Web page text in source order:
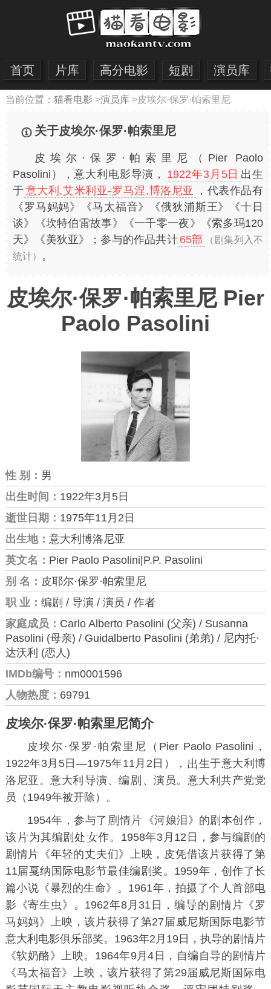
首页 片库 高分电影 短剧 演员库
当前位置： 猫看电影 >演员库>皮埃尔·保罗·帕索里尼
关于皮埃尔·保罗·帕索里尼
皮埃尔·保罗·帕索里尼（Pier Paolo
Pasolini），意大利电影导演，
1922年3月5日 出生
于 意大利,艾米利亚-罗马涅,博洛尼亚
，代表作品有
《罗马妈妈》《马太福音》《俄狄浦斯王》《十日
谈》《坎特伯雷故事》《一千零一夜》《索多玛120
天》《美狄亚》；参与的作品共计 65部
（剧集列入不
统计） 。
皮埃尔·保罗·帕索里尼 Pier
Paolo Pasolini
性 别： 男
出生时间： 1922年3月5日
逝世日期： 1975年11月2日
出生地： 意大利博洛尼亚
英文名： Pier Paolo Pasolini|P.P. Pasolini
别 名： 皮耶尔·保罗·帕索里尼
职 业： 编剧 / 导演 / 演员 / 作者
家庭成员： Carlo Alberto Pasolini (父亲) / Susanna
Pasolini (母亲) / Guidalberto Pasolini (弟弟) / 尼内托·
达沃利 (恋人)
IMDb编号： nm0001596
人物热度： 69791
皮埃尔·保罗·帕索里尼简介
皮埃尔·保罗·帕索里尼（Pier Paolo Pasolini，
1922年3月5日—1975年11月2日），
生于意大利博
洛尼亚。意大利
演、编 、演员。 意大利共产党党
员（1949年被开除）。
1954年，参与了
情
《河娘泪》的剧本创作，
该
为其编剧处
作。1958年3月12日，参与编剧的
剧情片《年轻的丈夫们》上映，皮凭借该片获得了第
11届戛纳国际电影节最佳编剧奖。1959年，创作了长
篇小说《暴烈的生命》。1961年，拍摄了个
首部电
影《寄生虫 》。1962年8月31日，编 的剧情片《罗
马妈妈》上映，该片获得了第27届威尼斯国际电影节
意大利电影俱乐部奖。1963年2月19日，执导的剧情片
《软奶酪》上映。1964年9月4日，自编自导的剧情片
《马太福音》上映，该片获得了第29届威尼斯国际电